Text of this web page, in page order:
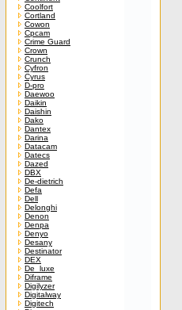
Coolfort
Cortland
Cowon
Cpcam
Crime Guard
Crown
Crunch
Cyfron
Cyrus
D-pro
Daewoo
Daikin
Daishin
Dako
Dantex
Darina
Datacam
Datecs
Dazed
DBX
De-dietrich
Defa
Dell
Delonghi
Denon
Denpa
Denyo
Desany
Destinator
DEX
De_luxe
Diframe
Digilyzer
Digitalway
Digitech